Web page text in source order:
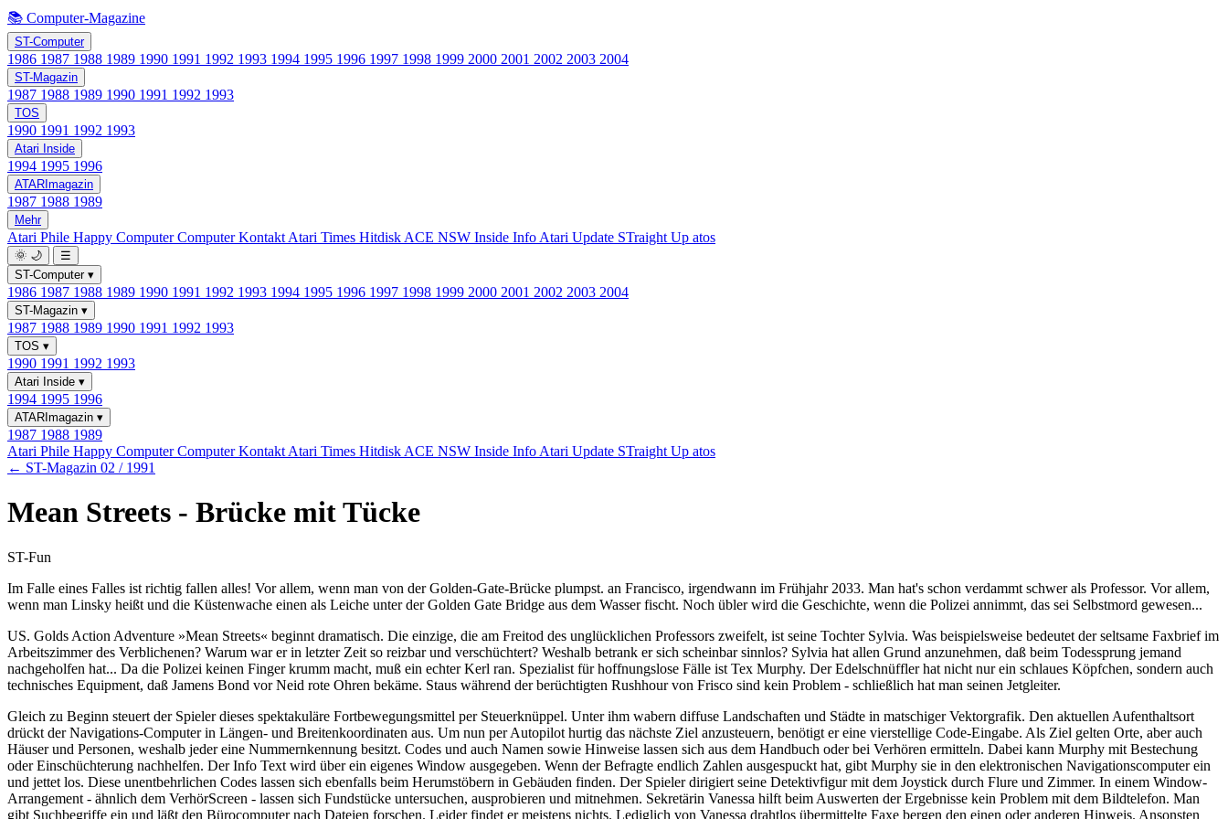
📚 Computer-Magazine
ST-Computer
1986 1987 1988 1989 1990 1991 1992 1993 1994 1995 1996 1997 1998 1999 2000 2001 2002 2003 2004
ST-Magazin
1987 1988 1989 1990 1991 1992 1993
TOS
1990 1991 1992 1993
Atari Inside
1994 1995 1996
ATARImagazin
1987 1988 1989
Mehr
Atari Phile Happy ComputerComputer Kontakt Atari Times Hitdisk ACE NSW Inside Info Atari Update STraight Up atos
🌞 🌙
☰
ST-Computer ▾
1986 1987 1988 1989 1990 1991 1992 1993 1994 1995 1996 1997 1998 1999 2000 2001 2002 2003 2004
ST-Magazin ▾
1987 1988 1989 1990 1991 1992 1993
TOS ▾
1990 1991 1992 1993
Atari Inside ▾
1994 1995 1996
ATARImagazin ▾
1987 1988 1989
Atari Phile Happy ComputerComputer Kontakt Atari Times Hitdisk ACE NSW Inside Info Atari Update STraight Up atos
← ST-Magazin 02 / 1991
Mean Streets - Brücke mit Tücke
ST-Fun
Im Falle eines Falles ist richtig fallen alles! Vor allem, wenn man von der Golden-Gate-Brücke plumpst. an Francisco, irgendwann im Frühjahr 2033. Man hat's schon verdammt schwer als Professor. Vor allem,
wenn man Linsky heißt und die Küstenwache einen als Leiche unter der Golden Gate Bridge aus dem Wasser fischt. Noch übler wird die Geschichte, wenn die Polizei annimmt, das sei Selbstmord gewesen...
US. Golds Action Adventure »Mean Streets« beginnt dramatisch. Die einzige, die am Freitod des unglücklichen Professors zweifelt, ist seine Tochter Sylvia. Was beispielsweise bedeutet der seltsame Faxbrief im
Arbeitszimmer des Verblichenen? Warum war er in letzter Zeit so reizbar und verschüchtert? Weshalb betrank er sich scheinbar sinnlos? Sylvia hat allen Grund anzunehmen, daß beim Todessprung jemand
nachgeholfen hat... Da die Polizei keinen Finger krumm macht, muß ein echter Kerl ran. Spezialist für hoffnungslose Fälle ist Tex Murphy. Der Edelschnüffler hat nicht nur ein schlaues Köpfchen, sondern auch
technisches Equipment, daß Jamens Bond vor Neid rote Ohren bekäme. Staus während der berüchtigten Rushhour von Frisco sind kein Problem - schließlich hat man seinen Jetgleiter.
Gleich zu Beginn steuert der Spieler dieses spektakuläre Fortbewegungsmittel per Steuerknüppel. Unter ihm wabern diffuse Landschaften und Städte in matschiger Vektorgrafik. Den aktuellen Aufenthaltsort
drückt der Navigations-Computer in Längen- und Breitenkoordinaten aus. Um nun per Autopilot hurtig das nächste Ziel anzusteuern, benötigt er eine vierstellige Code-Eingabe. Als Ziel gelten Orte, aber auch
Häuser und Personen, weshalb jeder eine Nummernkennung besitzt. Codes und auch Namen sowie Hinweise lassen sich aus dem Handbuch oder bei Verhören ermitteln. Dabei kann Murphy mit Bestechung
oder Einschüchterung nachhelfen. Der Info Text wird über ein eigenes Window ausgegeben. Wenn der Befragte endlich Zahlen ausgespuckt hat, gibt Murphy sie in den elektronischen Navigationscomputer ein
und jettet los. Diese unentbehrlichen Codes lassen sich ebenfalls beim Herumstöbern in Gebäuden finden. Der Spieler dirigiert seine Detektivfigur mit dem Joystick durch Flure und Zimmer. In einem Window-
Arrangement - ähnlich dem VerhörScreen - lassen sich Fundstücke untersuchen, ausprobieren und mitnehmen. Sekretärin Vanessa hilft beim Auswerten der Ergebnisse kein Problem mit dem Bildtelefon. Man
gibt Suchbegriffe ein und läßt den Bürocomputer nach Dateien forschen. Leider findet er meistens nichts. Lediglich von Vanessa drahtlos übermittelte Faxe bergen den einen oder anderen Hinweis. Ansonsten